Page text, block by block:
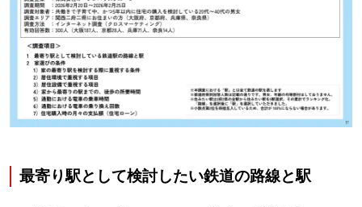
最寄り駅として検討したい鉄道の路線と駅